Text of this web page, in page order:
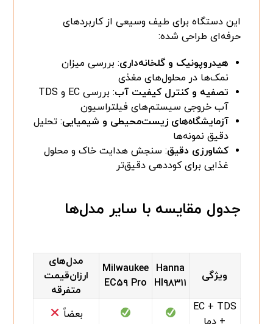
این دستگاه برای طیف وسیعی از کاربردهای
حرفه‌ای طراحی شده:
هیدروپونیک و گلخانه‌داری: بررسی میزان
نمک‌ها در محلول‌های مغذی
تصفیه و کنترل کیفیت آب
: بررسی EC و TDS
آب خروجی سیستم‌های فیلتراسیون
آزمایشگاه‌های زیست‌محیطی و شیمیایی: تحلیل
دقیق نمونه‌ها
کشاورزی دقیق: سنجش هدایت خاک و محلول
غذایی برای کوددهی دقیق‌تر
جدول مقایسه با سایر مدل‌ها
ویژگی
Hanna
HI۹۸۳۱۱
Milwaukee
EC۵۹ Pro
مدل‌های
ارزان‌قیمت
متفرقه
EC + TDS
بعضاً